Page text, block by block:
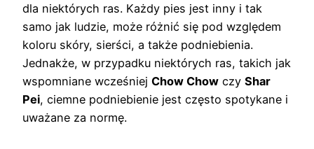
dla niektórych ras. Każdy pies jest inny i tak
samo jak ludzie, może różnić się pod względem
koloru skóry, sierści, a także podniebienia.
Jednakże, w przypadku niektórych ras, takich jak
wspomniane wcześniej Chow Chow czy Shar
Pei, ciemne podniebienie jest często spotykane i
uważane za normę.